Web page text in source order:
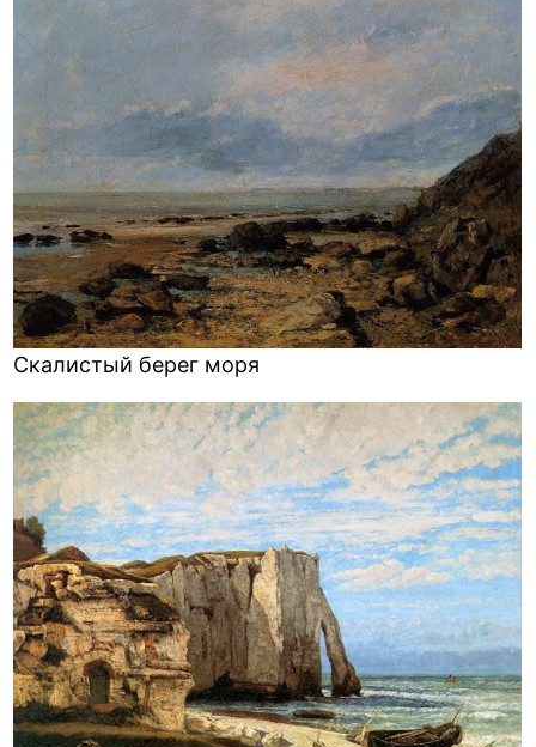
Скалистый берег моря